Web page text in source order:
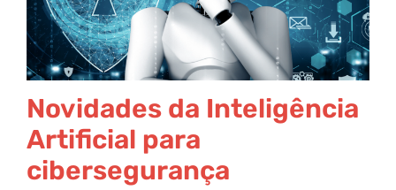
Novidades da Inteligência
Artificial para
cibersegurança